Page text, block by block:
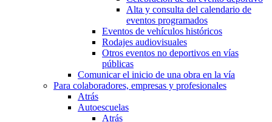
Alta y consulta del calendario de
eventos programados
Eventos de vehículos históricos
Rodajes audiovisuales
Otros eventos no deportivos en vías
públicas
Comunicar el inicio de una obra en la vía
Para colaboradores, empresas y profesionales
Atrás
Autoescuelas
Atrás